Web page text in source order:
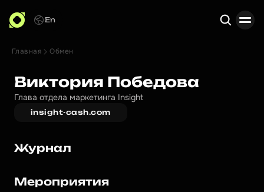
En
Главная Обмен
Виктория Победова
Глава отдела маркетинга Insight
insight-cash.com
Журнал
Мероприятия